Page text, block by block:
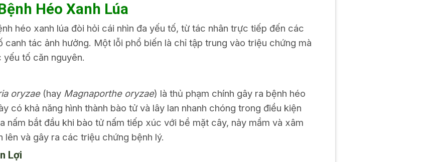
Héo Xanh Lúa
héo xanh lúa đòi hỏi cái nhìn đa yếu tố, từ tác nhân trực tiếp đến các
canh tác ảnh hưởng. Một lỗi phổ biến là chỉ tập trung vào triệu chứng mà
tố căn nguyên.
oryzae(hay Magnaporthe oryzae) là thủ phạm chính gây ra bệnh héo
có khả năng hình thành bào tử và lây lan nhanh chóng trong điều kiện
nấm bắt đầu khi bào tử nấm tiếp xúc với bề mặt cây, nảy mầm và xâm
lên và gây ra các triệu chứng bệnh lý.
Lợi